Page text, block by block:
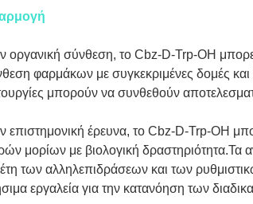
οργανική σύνθεση, το Cbz-D-Trp-OH
φαρμάκων με συγκεκριμένες δομές και
μπορούν να συνθεθούν
επιστημονική έρευνα, το Cbz-D-Trp-OH
μορίων με βιολογική δραστηριότητα.Τα
των αλληλεπιδράσεων και των
εργαλεία για την κατανόηση των